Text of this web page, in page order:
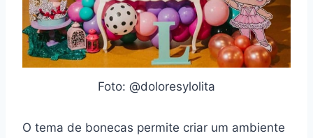
Foto: @doloresylolita
O tema de bonecas permite criar um ambiente